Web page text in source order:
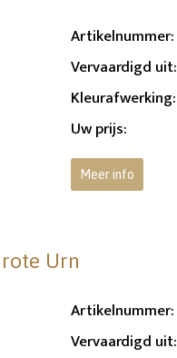
Artikelnummer:
Vervaardigd uit:
Kleurafwerking:
Uw prijs:
Meer info
Urn
Artikelnummer:
Vervaardigd uit: